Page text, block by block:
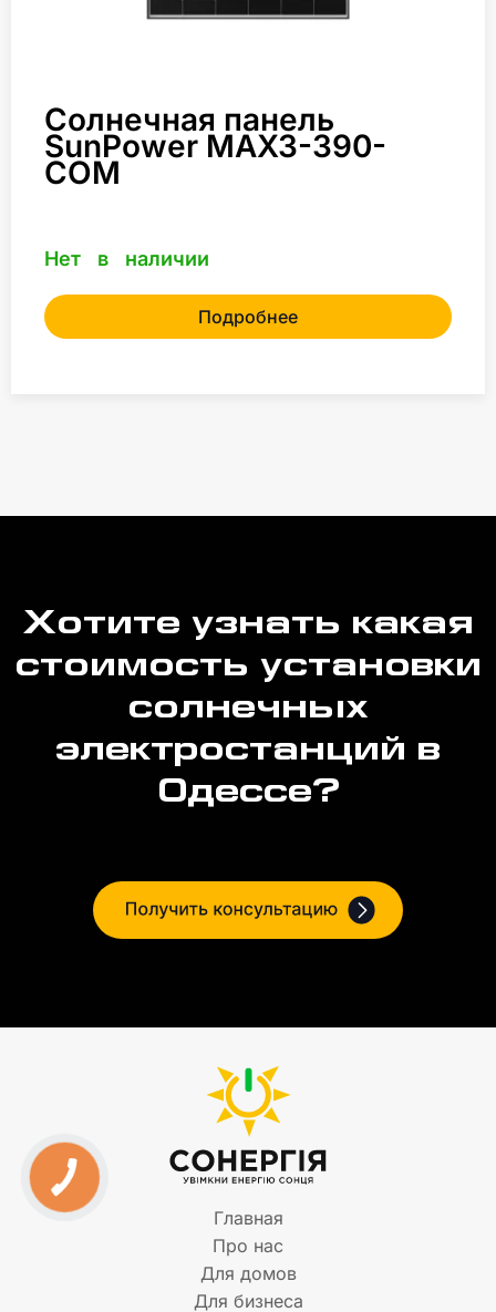
Солнечная панель
SunPower MAX3-390-
COM
Нет в наличии
Подробнее
Хотите узнать какая
стоимость установки
солнечных
электростанций в
Одессе?
Главная
Про нас
Для домов
Для бизнеса